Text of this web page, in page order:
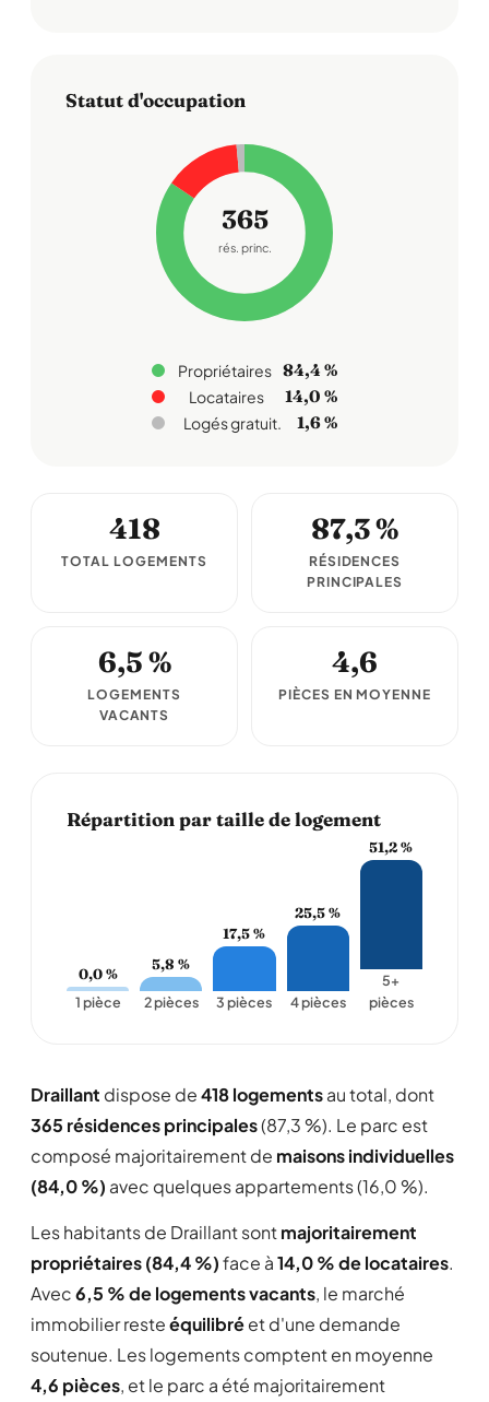
Statut d'occupation
365
rés. princ.
Propriétaires 84,4 %
Locataires 14,0 %
Logés gratuit. 1,6 %
418
TOTAL LOGEMENTS
87,3 %
RÉSIDENCES
PRINCIPALES
6,5 %
LOGEMENTS
VACANTS
4,6
PIÈCES EN MOYENNE
Répartition par taille de logement
0,0 %
1 pièce
5,8 %
2 pièces
17,5 %
3 pièces
25,5 %
4 pièces
51,2 %
5+
pièces
Draillant dispose de418 logementsau total, dont
365 résidences principales(87,3 %). Le parc est
composé majoritairement de maisons individuelles
(84,0 %) avec quelques appartements (16,0 %).
Les habitants de Draillant sontmajoritairement
propriétaires (84,4 %)face à14,0 % de locataires.
Avec6,5 % de logements vacants, le marché
immobilier resteéquilibréet d'une demande
soutenue. Les logements comptent en moyenne
4,6 pièces, et le parc a été majoritairement